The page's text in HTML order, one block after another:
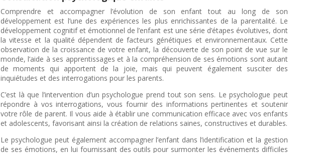
Comprendre et accompagner l’évolution de son enfant tout au long de son
développement est l’une des expériences les plus enrichissantes de la parentalité. Le
développement cognitif et émotionnel de l’enfant est une série d’étapes évolutives, dont
la vitesse et la qualité dépendent de facteurs génétiques et environnementaux. Cette
observation de la croissance de votre enfant, la découverte de son point de vue sur le
monde, l’aide à ses apprentissages et à la compréhension de ses émotions sont autant
de moments qui apportent de la joie, mais qui peuvent également susciter des
inquiétudes et des interrogations pour les parents.
C’est là que l’intervention d’un psychologue prend tout son sens. Le psychologue peut
répondre à vos interrogations, vous fournir des informations pertinentes et soutenir
votre rôle de parent. Il vous aide à établir une communication efficace avec vos enfants
et adolescents, favorisant ainsi la création de relations saines, constructives et durables.
Le psychologue peut également accompagner l’enfant dans l’identification et la gestion
de ses émotions, en lui fournissant des outils pour surmonter les événements difficiles